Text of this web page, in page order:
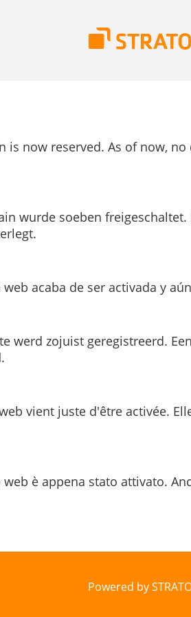
is now reserved. As of now, no
wurde soeben
web acaba de ser activada y
werd zojuist geregistreerd.
vient juste d'être activée.
è appena stato attivato.
Powered by